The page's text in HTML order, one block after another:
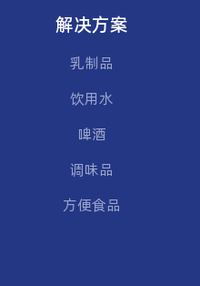
解决方案
乳制品
饮用水
啤酒
调味品
方便食品